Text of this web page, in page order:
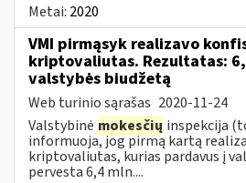
Metai: 2020
VMI pirmąsyk realizavo
kriptovaliutas. Rezultatas:
valstybės biudžetą
Web turinio sąrašas 2020-11-24
Valstybinė mokesčių inspekcija
informuoja, jog pirmą kartą
kriptovaliutas, kurias pardavus į
pervesta 6,4 mln....